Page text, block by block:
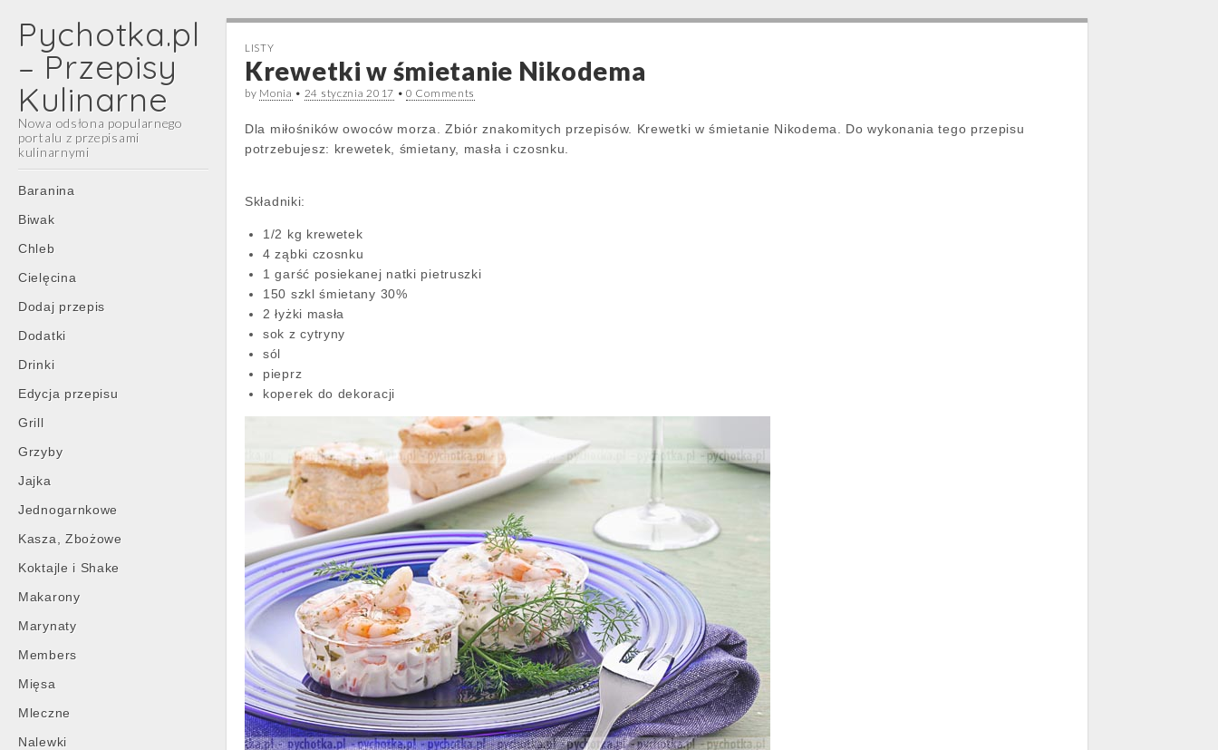
Pychotka.pl
– Przepisy
Kulinarne
Nowa odsłona popularnego
portalu z przepisami
kulinarnymi
Main
menu
Skip
content
Baranina
Biwak
Chleb
Cielęcina
Dodaj przepis
Dodatki
Drinki
Edycja przepisu
Grill
Grzyby
Jajka
Jednogarnkowe
Kasza, Zbożowe
Koktajle i Shake
Makarony
Marynaty
Members
Mięsa
Mleczne
Nalewki
LISTY
Krewetki w śmietanie Nikodema
by Monia • 24 stycznia 2017 •0 Comments
Dla miłośników owoców morza. Zbiór znakomitych przepisów. Krewetki w śmietanie Nikodema. Do wykonania tego przepisu
potrzebujesz: krewetek, śmietany, masła i czosnku.
Składniki:
1/2 kg krewetek
4 ząbki czosnku
1 garść posiekanej natki pietruszki
150 szkl śmietany 30%
2 łyżki masła
sok z cytryny
sól
pieprz
koperek do dekoracji